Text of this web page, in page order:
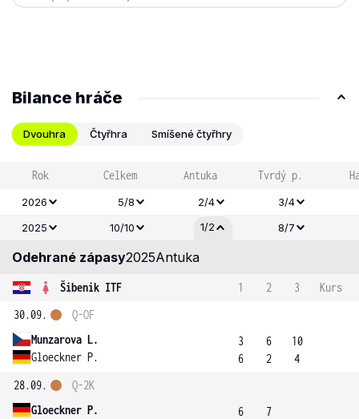
Bilance hráče
Dvouhra Čtyřhra Smíšené čtyřhry
Rok Celkem Antuka Tvrdý p.
2026 5/8 2/4
3/4
2025
10/10 1/2 8/7
Odehrané zápasy2025Antuka
Šibenik ITF 1 2 3
Kurs
30.09.
Munzarova L.
Gloeckner P.
Q-OF
3
6
6
2
10
4
28.09.
Gloeckner P.
Q-2K
6
7